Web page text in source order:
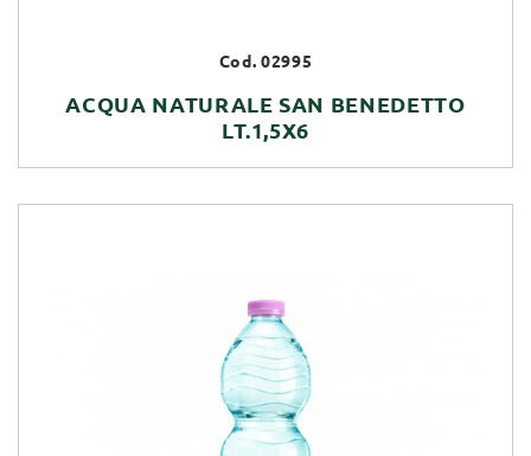
Cod. 02995
ACQUA NATURALE SAN BENEDETTO
LT.1,5X6